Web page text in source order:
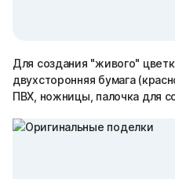
Для создания "живого"
двухсторонняя бумага
ПВХ, ножницы, палочка для